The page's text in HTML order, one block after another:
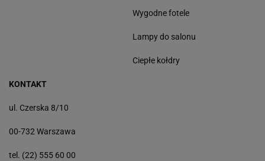
Wygodne fotele
Lampy do salonu
Ciepłe kołdry
KONTAKT
ul. Czerska 8/10
00-732 Warszawa
tel. (22) 555 60 00